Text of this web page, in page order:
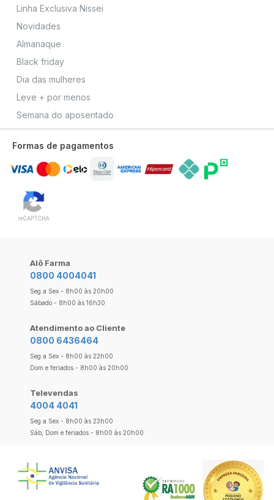
Linha Exclusiva Nissei
Novidades
Almanaque
Black friday
Dia das mulheres
Leve + por menos
Semana do aposentado
Formas de pagamentos
Alô Farma
0800 4004041
Seg a Sex - 8h00 às 20h00
Sábado - 8h00 às 16h30
Atendimento ao Cliente
0800 6436464
Seg a Sex - 8h00 às 22h00
Dom e feriados - 8h00 às 20h00
Televendas
4004 4041
Seg a Sex - 8h00 às 23h00
Sáb, Dom e feriados - 8h00 às 20h00